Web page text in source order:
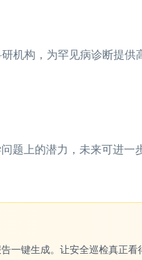
机构，为罕见病诊断提
题上的潜力，未来可进
一键生成。让安全巡检真正看